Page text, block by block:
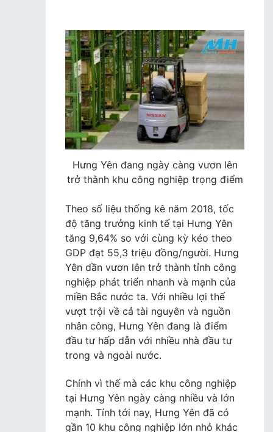
Hưng Yên đang ngày càng vươn lên
trở thành khu công nghiệp trọng điểm
Theo số liệu thống kê năm 2018, tốc
độ tăng trưởng kinh tế tại Hưng Yên
tăng 9,64% so với cùng kỳ kéo theo
GDP đạt 55,3 triệu đồng/người. Hưng
Yên dần vươn lên trở thành tỉnh công
nghiệp phát triển nhanh và mạnh của
miền Bắc nước ta. Với nhiều lợi thế
vượt trội về cả tài nguyên và nguồn
nhân công, Hưng Yên đang là điểm
đầu tư hấp dẫn với nhiều nhà đầu tư
trong và ngoài nước.
Chính vì thế mà các khu công nghiệp
tại Hưng Yên ngày càng nhiều và lớn
mạnh. Tính tới nay, Hưng Yên đã có
gần 10 khu công nghiệp lớn nhỏ khác